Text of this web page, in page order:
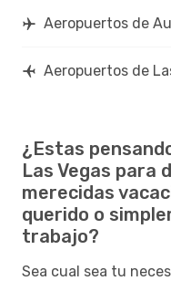
Aeropuertos de
Aeropuertos de
¿Estas
Las Vegas para
merecidas
querido o
trabajo?
Sea cual sea tu